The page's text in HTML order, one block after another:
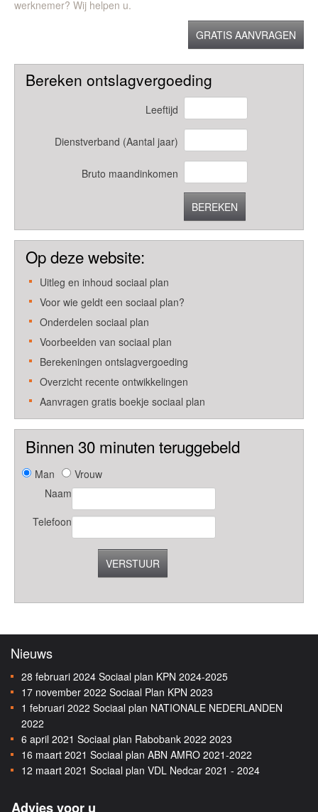
werknemer? Wij helpen u.
GRATIS AANVRAGEN
Bereken ontslagvergoeding
Leeftijd
Dienstverband (Aantal jaar)
Bruto maandinkomen
BEREKEN
Op deze website:
Uitleg en inhoud sociaal plan
Voor wie geldt een sociaal plan?
Onderdelen sociaal plan
Voorbeelden van sociaal plan
Berekeningen ontslagvergoeding
Overzicht recente ontwikkelingen
Aanvragen gratis boekje sociaal plan
Binnen 30 minuten teruggebeld
Man
Vrouw
Naam
Telefoon
VERSTUUR
Nieuws
28 februari 2024 Sociaal plan KPN 2024-2025
17 november 2022 Sociaal Plan KPN 2023
1 februari 2022 Sociaal plan NATIONALE NEDERLANDEN
2022
6 april 2021 Sociaal plan Rabobank 2022 2023
16 maart 2021 Sociaal plan ABN AMRO 2021-2022
12 maart 2021 Sociaal plan VDL Nedcar 2021 - 2024
Advies voor u